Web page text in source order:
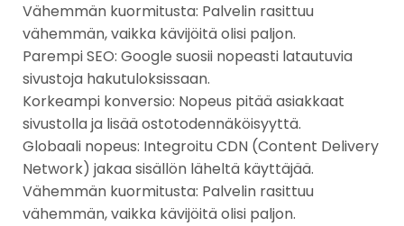
Vähemmän kuormitusta: Palvelin rasittuu
vähemmän, vaikka kävijöitä olisi paljon.
Parempi SEO: Google suosii nopeasti latautuvia
sivustoja hakutuloksissaan.
Korkeampi konversio: Nopeus pitää asiakkaat
sivustolla ja lisää ostotodennäköisyyttä.
Globaali nopeus: Integroitu CDN (Content Delivery
Network) jakaa sisällön läheltä käyttäjää.
Vähemmän kuormitusta: Palvelin rasittuu
vähemmän, vaikka kävijöitä olisi paljon.